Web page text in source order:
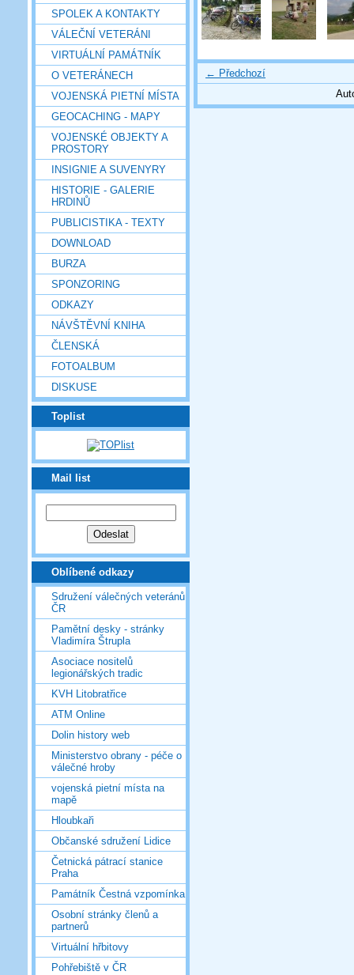
SPOLEK A KONTAKTY
VÁLEČNÍ VETERÁNI
VIRTUÁLNÍ PAMÁTNÍK
O VETERÁNECH
VOJENSKÁ PIETNÍ MÍSTA
GEOCACHING - MAPY
VOJENSKÉ OBJEKTY A
PROSTORY
INSIGNIE A SUVENYRY
HISTORIE - GALERIE
HRDINŮ
PUBLICISTIKA - TEXTY
DOWNLOAD
BURZA
SPONZORING
ODKAZY
NÁVŠTĚVNÍ KNIHA
ČLENSKÁ
FOTOALBUM
DISKUSE
Toplist
Mail list
Oblíbené odkazy
Sdružení válečných veteránů
ČR
Pamětní desky - stránky
Vladimíra Štrupla
Asociace nositelů
legionářských tradic
KVH Litobratřice
ATM Online
Dolin history web
Ministerstvo obrany - péče o
válečné hroby
vojenská pietní místa na
mapě
Hloubkaři
Občanské sdružení Lidice
Četnická pátrací stanice
Praha
Památník Čestná vzpomínka
Osobní stránky členů a
partnerů
Virtuální hřbitovy
Pohřebiště v ČR
← Předchozí